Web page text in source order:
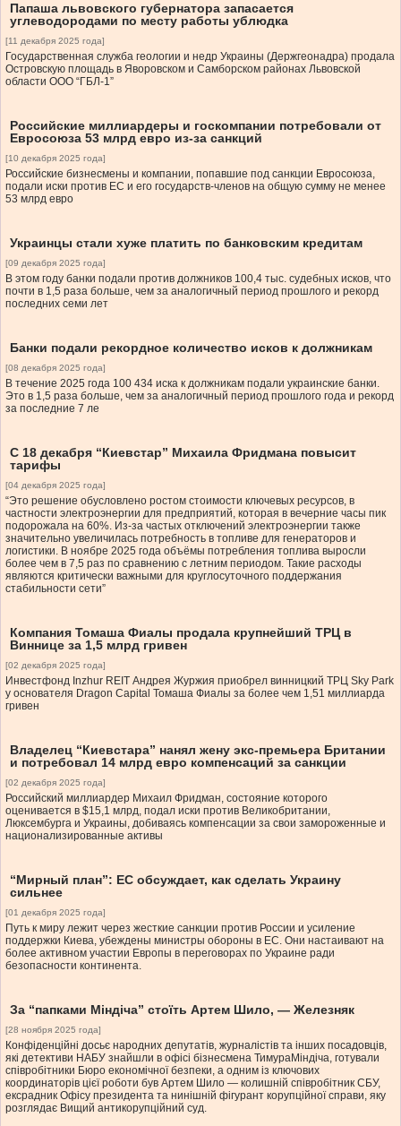
Папаша львовского губернатора запасается
углеводородами по месту работы ублюдка
[11 декабря 2025 года]
Государственная служба геологии и недр Украины (Держгеонадра) продала
Островскую площадь в Яворовском и Самборском районах Львовской
области ООО “ГБЛ-1”
Российские миллиардеры и госкомпании потребовали от
Евросоюза 53 млрд евро из-за санкций
[10 декабря 2025 года]
Российские бизнесмены и компании, попавшие под санкции Евросоюза,
подали иски против ЕС и его государств-членов на общую сумму не менее
53 млрд евро
Украинцы стали хуже платить по банковским кредитам
[09 декабря 2025 года]
В этом году банки подали против должников 100,4 тыс. судебных исков, что
почти в 1,5 раза больше, чем за аналогичный период прошлого и рекорд
последних семи лет
Банки подали рекордное количество исков к должникам
[08 декабря 2025 года]
В течение 2025 года 100 434 иска к должникам подали украинские банки.
Это в 1,5 раза больше, чем за аналогичный период прошлого года и рекорд
за последние 7 ле
С 18 декабря “Киевстар” Михаила Фридмана повысит
тарифы
[04 декабря 2025 года]
“Это решение обусловлено ростом стоимости ключевых ресурсов, в
частности электроэнергии для предприятий, которая в вечерние часы пик
подорожала на 60%. Из-за частых отключений электроэнергии также
значительно увеличилась потребность в топливе для генераторов и
логистики. В ноябре 2025 года объёмы потребления топлива выросли
более чем в 7,5 раз по сравнению с летним периодом. Такие расходы
являются критически важными для круглосуточного поддержания
стабильности сети”
Компания Томаша Фиалы продала крупнейший ТРЦ в
Виннице за 1,5 млрд гривен
[02 декабря 2025 года]
Инвестфонд Inzhur REIT Андрея Журжия приобрел винницкий ТРЦ Sky Park
у основателя Dragon Capital Томаша Фиалы за более чем 1,51 миллиарда
гривен
Владелец “Киевстара” нанял жену экс-премьера Британии
и потребовал 14 млрд евро компенсаций за санкции
[02 декабря 2025 года]
Российский миллиардер Михаил Фридман, состояние которого
оценивается в $15,1 млрд, подал иски против Великобритании,
Люксембурга и Украины, добиваясь компенсации за свои замороженные и
национализированные активы
“Мирный план”: ЕС обсуждает, как сделать Украину
сильнее
[01 декабря 2025 года]
Путь к миру лежит через жесткие санкции против России и усиление
поддержки Киева, убеждены министры обороны в ЕС. Они настаивают на
более активном участии Европы в переговорах по Украине ради
безопасности континента.
За “папками Міндіча” стоїть Артем Шило, — Железняк
[28 ноября 2025 года]
Конфіденційні досьє народних депутатів, журналістів та інших посадовців,
які детективи НАБУ знайшли в офісі бізнесмена ТимураМіндіча, готували
співробітники Бюро економічної безпеки, а одним із ключових
координаторів цієї роботи був Артем Шило — колишній співробітник СБУ,
ексрадник Офісу президента та нинішній фігурант корупційної справи, яку
розглядає Вищий антикорупційний суд.